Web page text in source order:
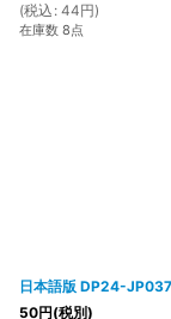
(税込 : 44円)
在庫数 8点
日本語版 DP24-
50円(税別)